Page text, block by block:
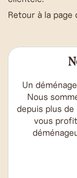
Retour à la page
Un
Nous
depuis plus
vous